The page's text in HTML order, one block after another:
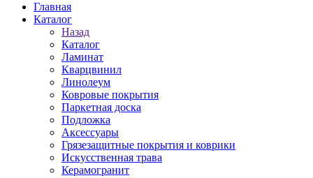
Главная
Каталог
Назад
Каталог
Ламинат
Кварцвинил
Линолеум
Ковровые покрытия
Паркетная доска
Подложка
Аксессуары
Грязезащитные покрытия и коврики
Искусственная трава
Керамогранит